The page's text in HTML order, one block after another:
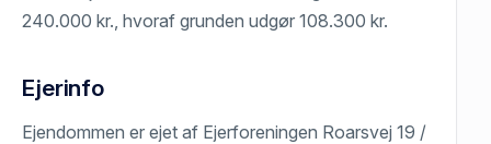
240.000 kr., hvoraf grunden udgør 108.300 kr.
Ejerinfo
Ejendommen er ejet af Ejerforeningen Roarsvej 19 /